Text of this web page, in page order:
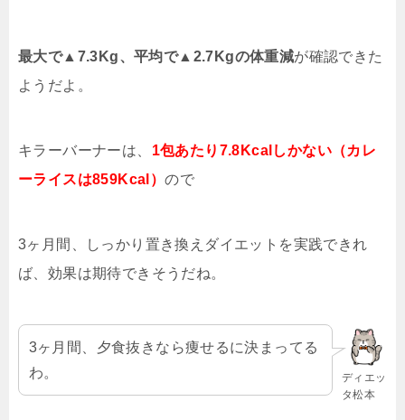
最大で▲7.3Kg、平均で▲2.7Kgの体重減が確認できた
ようだよ。
キラーバーナーは、 1包あたり7.8Kcalしかない（カレ
ーライスは859Kcal）ので
3ヶ月間、しっかり置き換えダイエットを実践できれ
ば、効果は期待できそうだね。
ディエッ
タ松本
3ヶ月間、夕食抜きなら痩せるに決まってる
わ。